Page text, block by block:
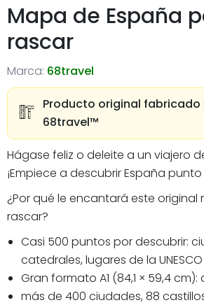
Mapa de España
rascar
Marca: 68travel
Producto original fabricado
68travel™️
Hágase feliz o deleite a un viajero
¡Empiece a descubrir España
¿Por qué le encantará este
rascar?
Casi 500 puntos por descubrir:
catedrales, lugares de la
Gran formato A1 (84,1 × 59,4
más de 400 ciudades, 88